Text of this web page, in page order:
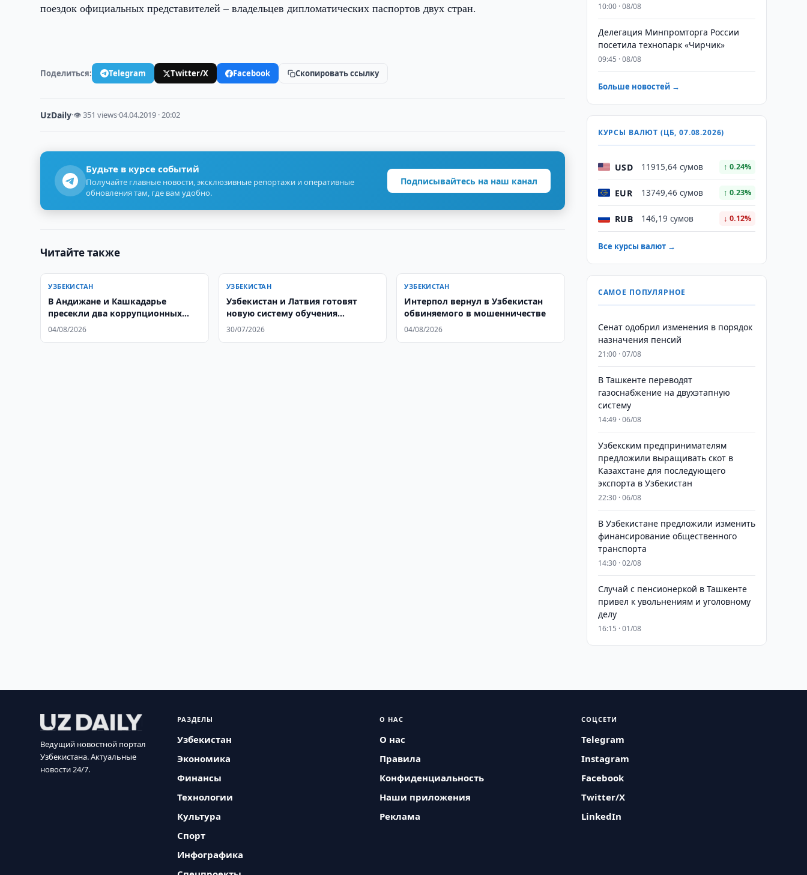
поездок официальных представителей – владельцев дипломатических паспортов двух стран.
Поделиться: Telegram Twitter/X Facebook Скопировать ссылку
UzDaily·👁 351 views·04.04.2019 · 20:02
Будьте в курсе событий
Получайте главные новости, эксклюзивные репортажи и оперативные
обновления там, где вам удобно.
Подписывайтесь на наш канал
Читайте также
УЗБЕКИСТАН
В Андижане и Кашкадарье
пресекли два коррупционных
преступления
04/08/2026
УЗБЕКИСТАН
Узбекистан и Латвия готовят
новую систему обучения
водителей
30/07/2026
УЗБЕКИСТАН
Интерпол вернул в Узбекистан
обвиняемого в мошенничестве
04/08/2026
10:00 · 08/08
Делегация Минпромторга России
посетила технопарк «Чирчик»
09:45 · 08/08
Больше новостей →
КУРСЫ ВАЛЮТ (ЦБ, 07.08.2026)
USD 11915,64 сумов ↑ 0.24%
EUR 13749,46 сумов ↑ 0.23%
RUB 146,19 сумов ↓ 0.12%
Все курсы валют →
САМОЕ ПОПУЛЯРНОЕ
Сенат одобрил изменения в порядок
назначения пенсий
21:00 · 07/08
В Ташкенте переводят
газоснабжение на двухэтапную
систему
14:49 · 06/08
Узбекским предпринимателям
предложили выращивать скот в
Казахстане для последующего
экспорта в Узбекистан
22:30 · 06/08
В Узбекистане предложили изменить
финансирование общественного
транспорта
14:30 · 02/08
Случай с пенсионеркой в Ташкенте
привел к увольнениям и уголовному
делу
16:15 · 01/08
Ведущий новостной портал
Узбекистана. Актуальные
новости 24/7.
РАЗДЕЛЫ
Узбекистан
Экономика
Финансы
Технологии
Культура
Спорт
Инфографика
О НАС
О нас
Правила
Конфиденциальность
Наши приложения
Реклама
СОЦСЕТИ
Telegram
Instagram
Facebook
Twitter/X
LinkedIn